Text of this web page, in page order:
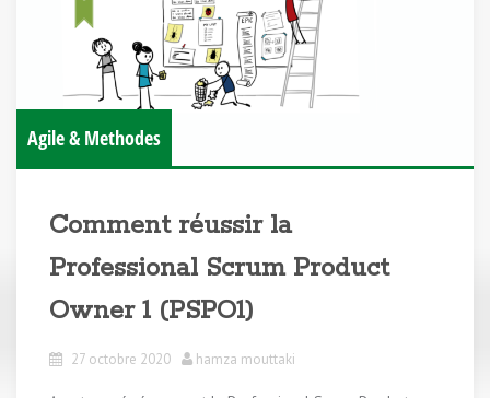
Agile & Methodes
Comment réussir la
Professional Scrum Product
Owner 1 (PSPO1)
27 octobre 2020 hamza mouttaki